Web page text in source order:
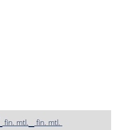
fin. mtl. fin. mtl.